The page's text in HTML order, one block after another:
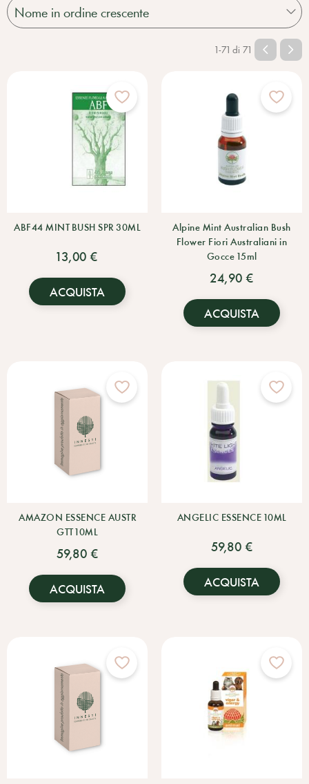
1-71 di 71
ABF44 MINT BUSH SPR 30ML
13,00 €
ACQUISTA
Alpine Mint Australian Bush
Flower Fiori Australiani in
Gocce 15ml
24,90 €
ACQUISTA
AMAZON ESSENCE AUSTR
GTT 10ML
59,80 €
ACQUISTA
ANGELIC ESSENCE 10ML
59,80 €
ACQUISTA